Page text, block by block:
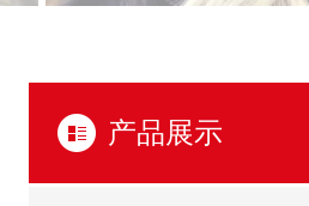
产品展示